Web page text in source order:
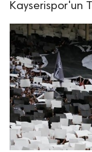
Kayserispor'un